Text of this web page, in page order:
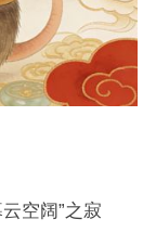
空阔”之寂